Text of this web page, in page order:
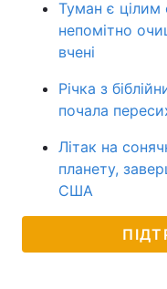
Туман є цілим
непомітно
вчені
Річка з
почала
Літак на
планету,
США